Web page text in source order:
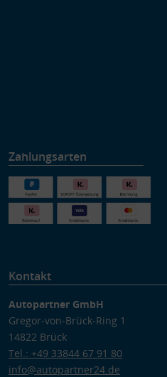
Zahlungsarten
Kontakt
Autopartner GmbH
Gregor-von-Brück-Ring 1
14822 Brück
Tel.: +49 33844 67 91 80
info@autopartner24.de